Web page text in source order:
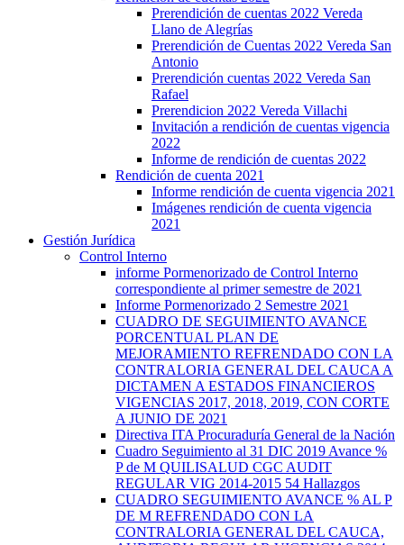
Prerendición de cuentas 2022 Vereda
Llano de Alegrías
Prerendición de Cuentas 2022 Vereda San
Antonio
Prerendición cuentas 2022 Vereda San
Rafael
Prerendicion 2022 Vereda Villachi
Invitación a rendición de cuentas vigencia
2022
Informe de rendición de cuentas 2022
Rendición de cuenta 2021
Informe rendición de cuenta vigencia 2021
Imágenes rendición de cuenta vigencia
2021
Gestión Jurídica
Control Interno
informe Pormenorizado de Control Interno
correspondiente al primer semestre de 2021
Informe Pormenorizado 2 Semestre 2021
CUADRO DE SEGUIMIENTO AVANCE
PORCENTUAL PLAN DE
MEJORAMIENTO REFRENDADO CON LA
CONTRALORIA GENERAL DEL CAUCA A
DICTAMEN A ESTADOS FINANCIEROS
VIGENCIAS 2017, 2018, 2019, CON CORTE
A JUNIO DE 2021
Directiva ITA Procuraduría General de la Nación
Cuadro Seguimiento al 31 DIC 2019 Avance %
P de M QUILISALUD CGC AUDIT
REGULAR VIG 2014-2015 54 Hallazgos
CUADRO SEGUIMIENTO AVANCE % AL P
DE M REFRENDADO CON LA
CONTRALORIA GENERAL DEL CAUCA,